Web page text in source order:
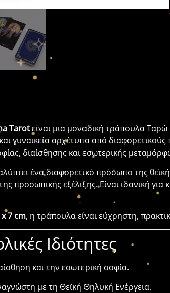
Tarotείναι μια μοναδική τράπουλα
γυναικεία αρχέτυπα από
διαίσθησης και εσωτερικής
ένα διαφορετικό πρόσωπο της
προσωπικής εξέλιξης. Είναι ιδανική
x 7 cm, η τράπουλα είναι εύχρηστη,
Ιδιότητες
και την εσωτερική σοφία.
με τη Θεϊκή Θηλυκή Ενέργεια.